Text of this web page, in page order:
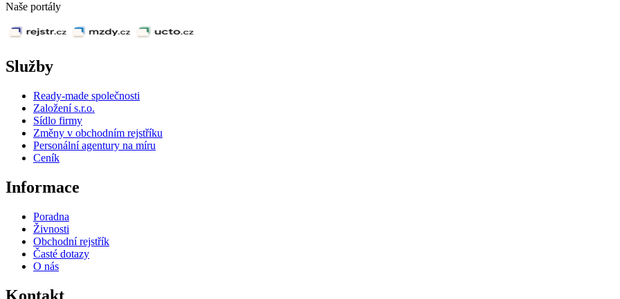
Naše portály
Služby
Ready-made společnosti
Založení s.r.o.
Sídlo firmy
Změny v obchodním rejstříku
Personální agentury na míru
Ceník
Informace
Poradna
Živnosti
Obchodní rejstřík
Časté dotazy
O nás
Kontakt